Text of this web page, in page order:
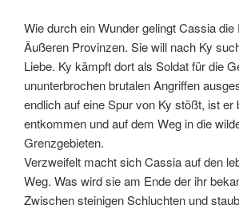
Wie durch ein Wunder gelingt Cassia die
Äußeren Provinzen. Sie will nach Ky
Liebe. Ky kämpft dort als Soldat für die
ununterbrochen brutalen Angriffen
endlich auf eine Spur von Ky stößt, ist er
entkommen und auf dem Weg in die
Grenzgebieten.
Verzweifelt macht sich Cassia auf den
Weg. Was wird sie am Ende der ihr
Zwischen steinigen Schluchten und